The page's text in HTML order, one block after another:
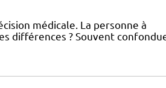
médicale. La personne à
différences ? Souvent